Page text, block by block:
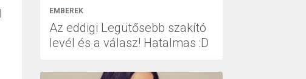
EMBEREK
Az eddigi Legütősebb szakító
levél és a válasz! Hatalmas :D